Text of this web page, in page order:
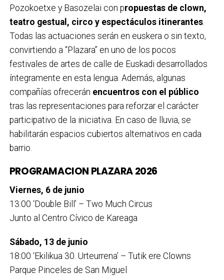
Pozokoetxe y Basozelai con propuestas de clown,
teatro gestual, circo y espectáculos itinerantes.
Todas las actuaciones serán en euskera o sin texto,
convirtiendo a “Plazara” en uno de los pocos
festivales de artes de calle de Euskadi desarrollados
íntegramente en esta lengua. Además, algunas
compañías ofrecerán encuentros con el público
tras las representaciones para reforzar el carácter
participativo de la iniciativa. En caso de lluvia, se
habilitarán espacios cubiertos alternativos en cada
barrio.
PROGRAMACION PLAZARA 2026
Viernes, 6 de junio
13:00 ‘Double Bill’ – Two Much Circus
Junto al Centro Cívico de Kareaga
Sábado, 13 de junio
18:00 ‘Ekilikua 30. Urteurrena’ – Tutik ere Clowns
Parque Pinceles de San Miguel